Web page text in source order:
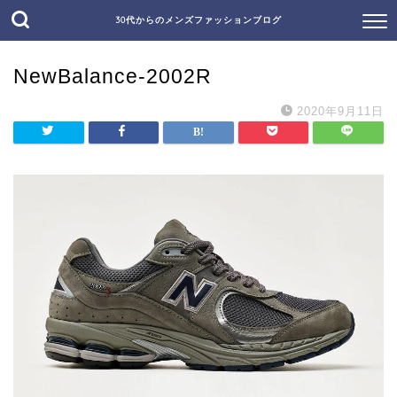
30代からのメンズファッションブログ
NewBalance-2002R
2020年9月11日